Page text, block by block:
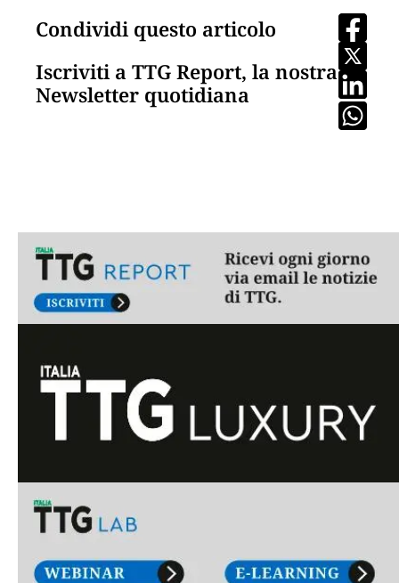
Condividi questo articolo
Iscriviti a TTG Report, la nostra
Newsletter quotidiana